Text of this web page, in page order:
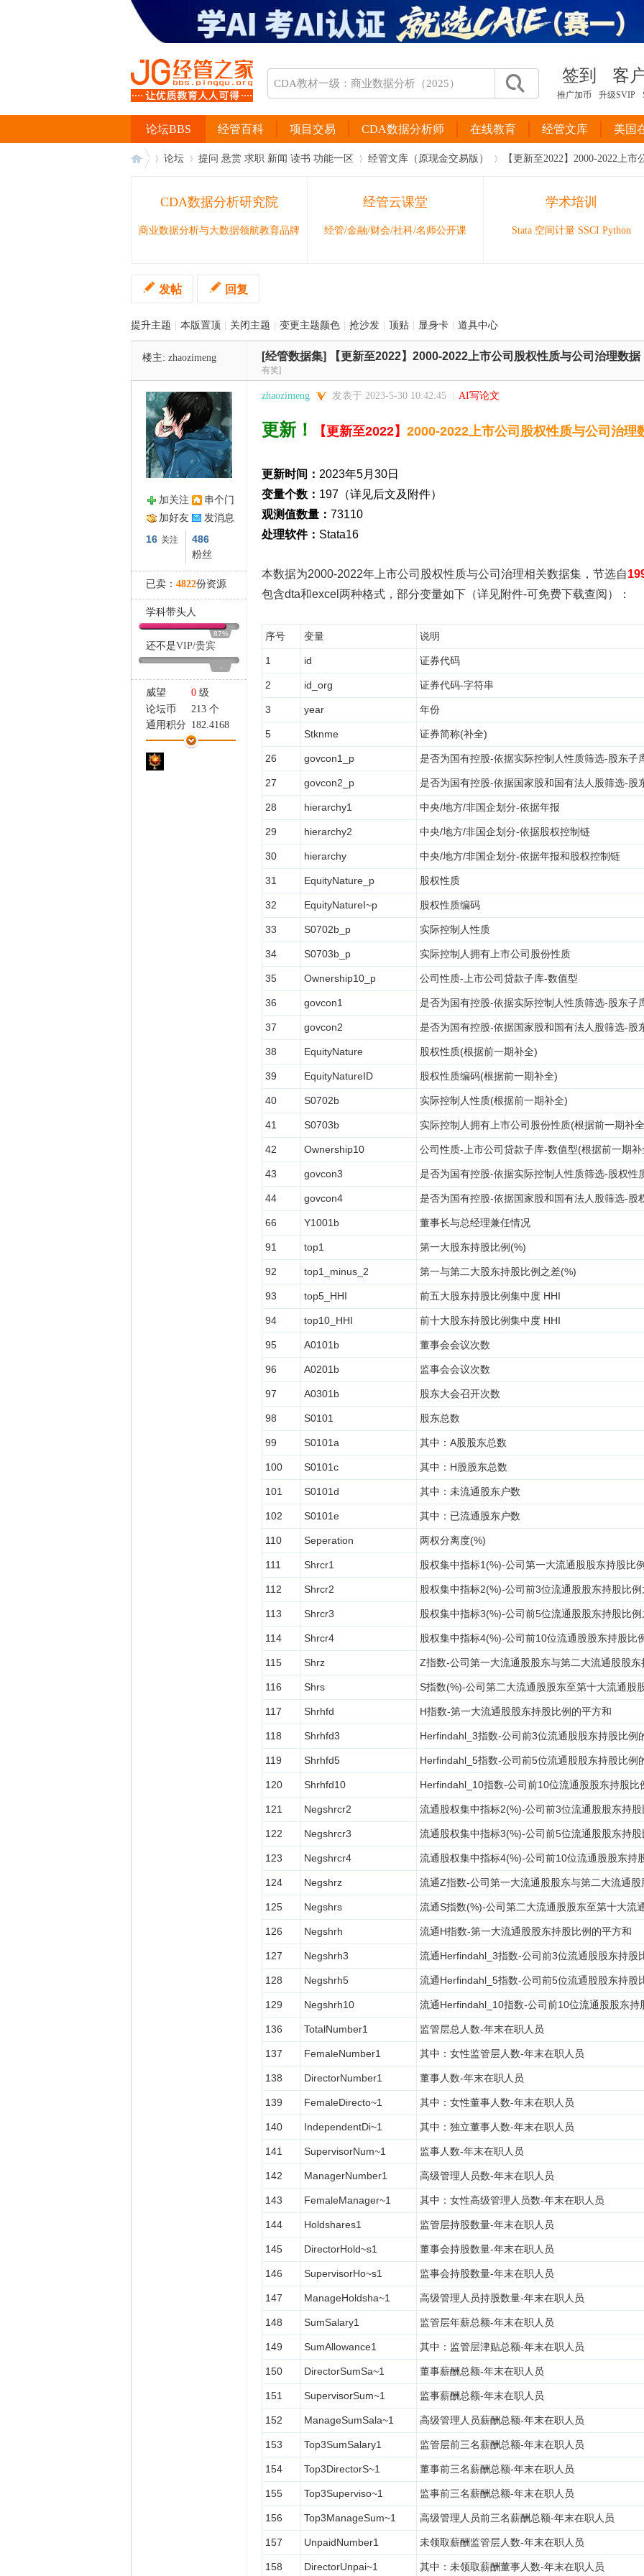
签到 客
推广加币
升级SVIP
经管百科 项目交易 CDA数据分析师 在线教育 经管文库 美国
论坛BBS
论坛 提问 悬赏 求职 新闻 读书 功能一区 经管文库（原现金交易版） 【更新至2022】2000-2022上
CDA数据分析研究院
商业数据分析与大数据领航教育品牌
经管云课堂
经管/金融/财会/社科/名师公开课
学术培训
Stata 空间计量 SSCI Python
发帖 回复
提升主题 本版置顶 关闭主题 变更主题颜色 抢沙发 顶贴 显身卡 道具中心
楼主: zhaozimeng [经管数据集] 【更新至2022】2000-2022上市公司股权性质与公司治理数据
有奖]
加关注
串个门
加好友
发消息
16 关注 486
粉丝
已卖： 4822份资源
学科带头人
87%
还不是VIP/贵宾
-
威望 0 级
论坛币
213 个
通用积分 182.4168
学术水平
60 点
热心指数
信用等级
zhaozimeng 发表于 2023-5-30 10:42:45 AI写论文
更新！ 【更新至2022】 2000-2022上市公司股权性质与公司治理
更新时间： 2023年5月30日
变量个数： 197（详见后文及附件）
观测值数量： 73110
处理软件： Stata16
本数据为2000-2022年上市公司股权性质与公司治理相关数据集，节选自
包含dta和excel两种格式，部分变量如下（详见附件-可免费下载查阅）：
序号 变量 说明
1 id 证券代码
2 id_org 证券代码-字符串
3 year 年份
5 Stknme 证券简称(补全)
26 govcon1_p 是否为国有控股-依据实际控制人性质筛选-股东子
27 govcon2_p 是否为国有控股-依据国家股和国有法人股筛选-股
28 hierarchy1 中央/地方/非国企划分-依据年报
29 hierarchy2 中央/地方/非国企划分-依据股权控制链
30 hierarchy 中央/地方/非国企划分-依据年报和股权控制链
31 EquityNature_p 股权性质
32 EquityNatureI~p 股权性质编码
33 S0702b_p 实际控制人性质
34 S0703b_p 实际控制人拥有上市公司股份性质
35 Ownership10_p 公司性质-上市公司贷款子库-数值型
36 govcon1 是否为国有控股-依据实际控制人性质筛选-股东子
37 govcon2 是否为国有控股-依据国家股和国有法人股筛选-股
38 EquityNature 股权性质(根据前一期补全)
39 EquityNatureID 股权性质编码(根据前一期补全)
40 S0702b 实际控制人性质(根据前一期补全)
41 S0703b 实际控制人拥有上市公司股份性质(根据前一期补
42 Ownership10 公司性质-上市公司贷款子库-数值型(根据前一期补
43 govcon3 是否为国有控股-依据实际控制人性质筛选-股权性
44 govcon4 是否为国有控股-依据国家股和国有法人股筛选-股
66 Y1001b 董事长与总经理兼任情况
91 top1 第一大股东持股比例(%)
92 top1_minus_2 第一与第二大股东持股比例之差(%)
93 top5_HHI 前五大股东持股比例集中度 HHI
94 top10_HHI 前十大股东持股比例集中度 HHI
95 A0101b 董事会会议次数
96 A0201b 监事会会议次数
97 A0301b 股东大会召开次数
98 S0101 股东总数
99 S0101a 其中：A股股东总数
100 S0101c 其中：H股股东总数
101 S0101d 其中：未流通股东户数
102 S0101e 其中：已流通股东户数
110 Seperation 两权分离度(%)
111 Shrcr1 股权集中指标1(%)-公司第一大流通股股东持股比例
112 Shrcr2 股权集中指标2(%)-公司前3位流通股股东持股比例
113 Shrcr3 股权集中指标3(%)-公司前5位流通股股东持股比例
114 Shrcr4 股权集中指标4(%)-公司前10位流通股股东持股比
115 Shrz Z指数-公司第一大流通股股东与第二大流通股股东
116 Shrs S指数(%)-公司第二大流通股股东至第十大流通股
117 Shrhfd H指数-第一大流通股股东持股比例的平方和
118 Shrhfd3 Herfindahl_3指数-公司前3位流通股股东持股比例
119 Shrhfd5 Herfindahl_5指数-公司前5位流通股股东持股比例
120 Shrhfd10 Herfindahl_10指数-公司前10位流通股股东持股比
121 Negshrcr2 流通股权集中指标2(%)-公司前3位流通股股东持股
122 Negshrcr3 流通股权集中指标3(%)-公司前5位流通股股东持股
123 Negshrcr4 流通股权集中指标4(%)-公司前10位流通股股东持
124 Negshrz 流通Z指数-公司第一大流通股股东与第二大流通
125 Negshrs 流通S指数(%)-公司第二大流通股股东至第十大流
126 Negshrh 流通H指数-第一大流通股股东持股比例的平方和
127 Negshrh3 流通Herfindahl_3指数-公司前3位流通股股东持股
128 Negshrh5 流通Herfindahl_5指数-公司前5位流通股股东持股
129 Negshrh10 流通Herfindahl_10指数-公司前10位流通股股东持
136 TotalNumber1 监管层总人数-年末在职人员
137 FemaleNumber1 其中：女性监管层人数-年末在职人员
138 DirectorNumber1 董事人数-年末在职人员
139 FemaleDirecto~1 其中：女性董事人数-年末在职人员
140 IndependentDi~1 其中：独立董事人数-年末在职人员
141 SupervisorNum~1 监事人数-年末在职人员
142 ManagerNumber1 高级管理人员数-年末在职人员
143 FemaleManager~1 其中：女性高级管理人员数-年末在职人员
144 Holdshares1 监管层持股数量-年末在职人员
145 DirectorHold~s1 董事会持股数量-年末在职人员
146 SupervisorHo~s1 监事会持股数量-年末在职人员
147 ManageHoldsha~1 高级管理人员持股数量-年末在职人员
148 SumSalary1 监管层年薪总额-年末在职人员
149 SumAllowance1 其中：监管层津贴总额-年末在职人员
150 DirectorSumSa~1 董事薪酬总额-年末在职人员
151 SupervisorSum~1 监事薪酬总额-年末在职人员
152 ManageSumSala~1 高级管理人员薪酬总额-年末在职人员
153 Top3SumSalary1 监管层前三名薪酬总额-年末在职人员
154 Top3DirectorS~1 董事前三名薪酬总额-年末在职人员
155 Top3Superviso~1 监事前三名薪酬总额-年末在职人员
156 Top3ManageSum~1 高级管理人员前三名薪酬总额-年末在职人员
157 UnpaidNumber1 未领取薪酬监管层人数-年末在职人员
158 DirectorUnpai~1 其中：未领取薪酬董事人数-年末在职人员